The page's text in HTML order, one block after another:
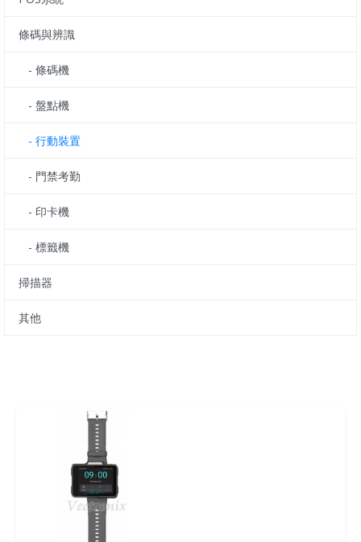
條碼與辨識
- 條碼機
- 盤點機
- 行動裝置
- 門禁考勤
- 印卡機
- 標籤機
掃描器
其他